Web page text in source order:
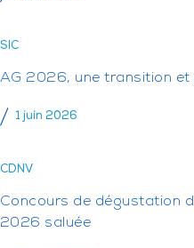
SIC
AG 2026, une transition et
1 juin 2026
CDNV
Concours de dégustation
2026 saluée